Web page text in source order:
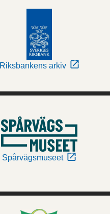
Riksbankens arkiv
Spårvägsmuseet